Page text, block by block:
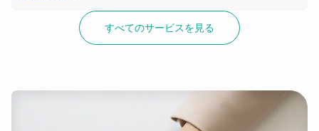
すべてのサービスを見る